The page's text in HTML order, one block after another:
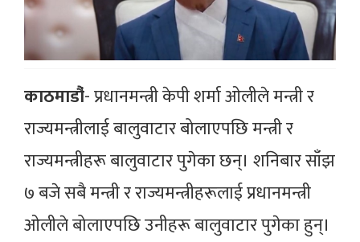
काठमाडौ‌ं- प्रधानमन्त्री केपी शर्मा ओलीले मन्त्री र
राज्यमन्त्रीलाई बालुवाटार बोलाएपछि मन्त्री र
राज्यमन्त्रीहरू बालुवाटार पुगेका छन्। शनिबार साँझ
७ बजे सबै मन्त्री र राज्यमन्त्रीहरूलाई प्रधानमन्त्री
ओलीले बोलाएपछि उनीहरू बालुवाटार पुगेका हुन्।